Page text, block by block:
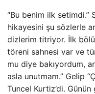
“Bu benim ilk setimdi.”
hikayesini şu sözlerle
dizlerim titriyor. İlk
töreni sahnesi var ve
mu diye bakıyordum,
asla unutmam.” Gelip
Tuncel Kurtiz’di. Günün